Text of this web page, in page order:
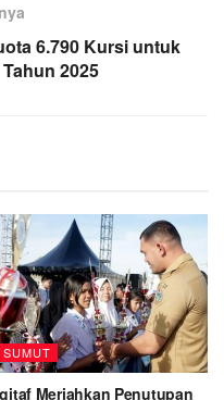
6.790 Kursi untuk
2025
SUMUT
Meriahkan Penutupan